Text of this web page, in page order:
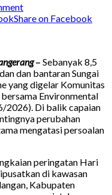
Share on Facebook
– Sebanyak 8,5
dan bantaran Sungai
yang digelar Komunitas
Environmental
2026). Di balik capaian
perubahan
mengatasi persoalan
peringatan Hari
di kawasan
Kabupaten